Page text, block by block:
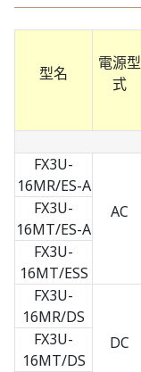
型名
電源型
式
FX3U-
16MR/ES-A
AC
FX3U-
16MT/ES-A
FX3U-
16MT/ESS
FX3U-
16MR/DS
DC
FX3U-
16MT/DS